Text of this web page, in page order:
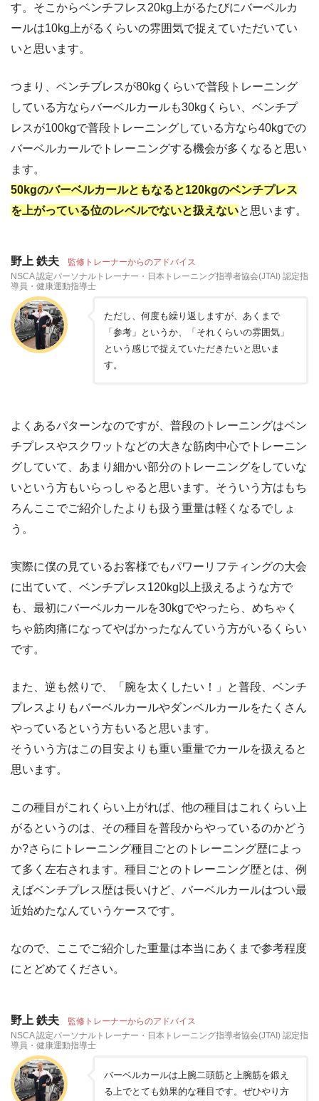
す。そこからベンチフレス20kg上がるたびにバーベルカ
ールは10kg上がるくらいの雰囲気で捉えていただいてい
いと思います。
つまり、ベンチブレスが80kgくらいで普段トレーニング
している方ならバーベルカールも30kgくらい、ベンチプ
レスが100kgで普段トレーニングしている方なら40kgでの
バーベルカールでトレーニングする機会が多くなると思い
ます。
50kgのバーベルカールともなると120kgのベンチプレス
を上がっている位のレベルでないと扱えないと思います。
野上 鉄夫 監修トレーナーからのアドバイス
NSCA 認定パーソナルトレーナー・日本トレーニング指導者協会(JTAI) 認定指
導員・健康運動指導士
ただし、何度も繰り返しますが、あくまで
「参考」というか、「それくらいの雰囲気」
という感じで捉えていただきたいと思いま
す。
よくあるパターンなのですが、普段のトレーニングはベン
チプレスやスクワットなどの大きな筋肉中心でトレーニン
グしていて、あまり細かい部分のトレーニングをしていな
いという方もいらっしゃると思います。そういう方はもち
ろんここでご紹介したよりも扱う重量は軽くなるでしょ
う。
実際に僕の見ているお客様でもパワーリフティングの大会
に出ていて、ベンチプレス120kg以上扱えるような方で
も、最初にバーベルカールを30kgでやったら、めちゃく
ちゃ筋肉痛になってやばかったなんていう方がいるくらい
です。
また、逆も然りで、「腕を太くしたい！」と普段、ベンチ
プレスよりもバーベルカールやダンベルカールをたくさん
やっているという方もいると思います。
そういう方はこの目安よりも重い重量でカールを扱えると
思います。
この種目がこれくらい上がれば、他の種目はこれくらい上
がるというのは、その種目を普段からやっているのかどう
か?さらにトレーニング種目ごとのトレーニング歴によっ
て多く左右されます。種目ごとのトレーニング歴とは、例
えばベンチプレス歴は長いけど、バーベルカールはつい最
近始めたなんていうケースです。
なので、ここでご紹介した重量は本当にあくまで参考程度
にとどめてください。
野上 鉄夫 監修トレーナーからのアドバイス
NSCA 認定パーソナルトレーナー・日本トレーニング指導者協会(JTAI) 認定指
導員・健康運動指導士
バーベルカールは上腕二頭筋と上腕筋を鍛え
る上でとても効果的な種目です。ぜひやり方